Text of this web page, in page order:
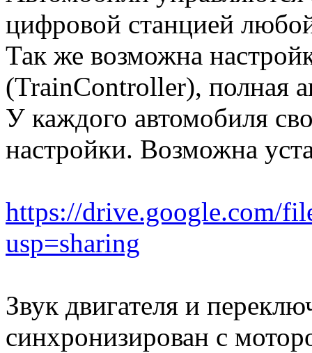
цифровой станцией
Так же возможна
(TrainController), полная
У каждого автомобиля
настройки. Возможна
https://drive.google.com/
usp=sharing
Звук двигателя и
синхронизирован с